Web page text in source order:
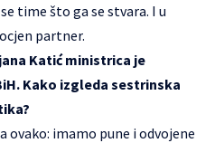
time što ga se stvara. I u
partner.
Katić ministrica je
Kako izgleda sestrinska
imamo pune i odvojene